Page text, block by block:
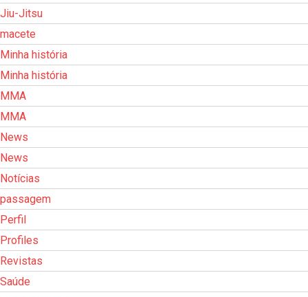
Jiu-Jitsu
macete
Minha história
Minha história
MMA
MMA
News
News
Notícias
passagem
Perfil
Profiles
Revistas
Saúde